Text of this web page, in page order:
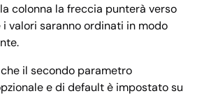
colonna la freccia punterà verso
i valori saranno ordinati in modo
il secondo parametro
e di default è impostato su